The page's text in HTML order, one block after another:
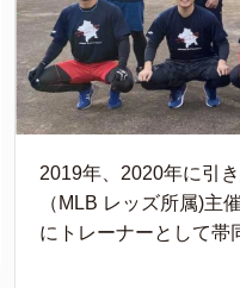
2019年、2020年に引
（MLB レッズ所属)主
にトレーナーとして帯